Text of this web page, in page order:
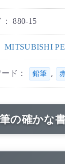
：880-15
MITSUBISHI
ド： 鉛筆 ,
の確かな